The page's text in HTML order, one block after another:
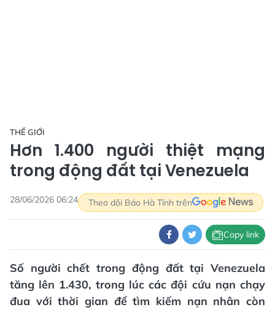
THẾ GIỚI
Hơn 1.400 người thiệt mạng
trong động đất tại Venezuela
28/06/2026 06:24 Theo dõi Báo Hà Tĩnh trên
Copy link
Số người chết trong động đất tại Venezuela
tăng lên 1.430, trong lúc các đội cứu nạn chạy
đua với thời gian để tìm kiếm nạn nhân còn